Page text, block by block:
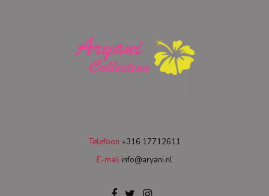
Telefoon +316 17712611
E-mail info@aryani.nl